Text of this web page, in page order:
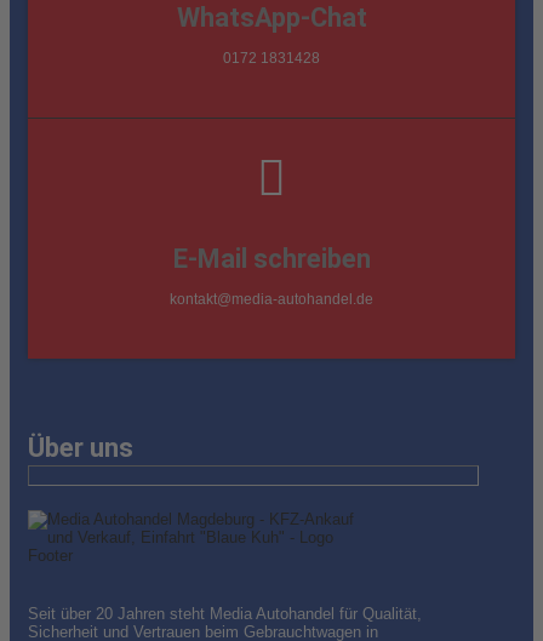
WhatsApp-Chat
0172 1831428
E-Mail schreiben
kontakt@media-autohandel.de
Über uns
Seit über 20 Jahren steht Media Autohandel für Qualität,
Sicherheit und Vertrauen beim Gebrauchtwagen in